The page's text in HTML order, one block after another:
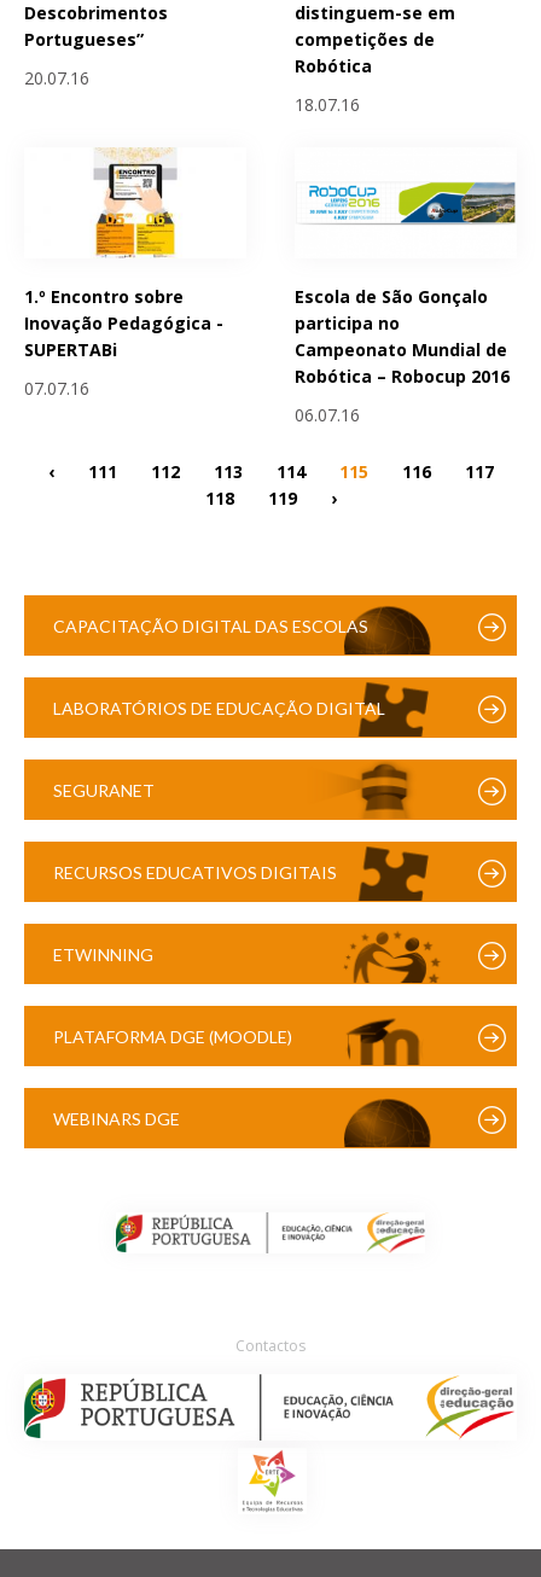
Descobrimentos
Portugueses”
20.07.16
distinguem-se em
competições de
Robótica
18.07.16
1.º Encontro sobre
Inovação Pedagógica -
SUPERTABi
07.07.16
Escola de São Gonçalo
participa no
Campeonato Mundial de
Robótica – Robocup 2016
06.07.16
‹ 111 112 113 114 115 116
117
118
119 ›
CAPACITAÇÃO DIGITAL DAS ESCOLAS
LABORATÓRIOS DE EDUCAÇÃO DIGITAL
SEGURANET
RECURSOS EDUCATIVOS DIGITAIS
ETWINNING
PLATAFORMA DGE (MOODLE)
WEBINARS DGE
Contactos